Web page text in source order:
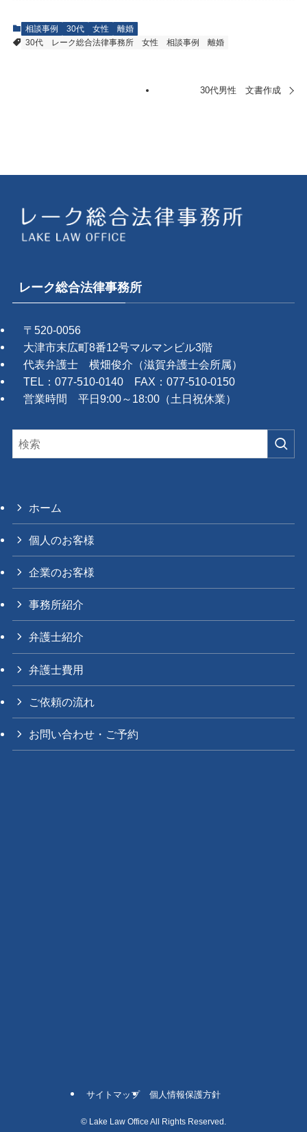
相談事例 30代 女性
離婚
30代
レーク総合法律事務所 女性 相談事例 離婚
30代男性 文書作成
レーク総合法律事務所
〒520-0056
大津市末広町8番12号マルマンビル3階
代表弁護士 横畑俊介（滋賀弁護士会所属）
TEL：077-510-0140 FAX：077-510-0150
営業時間 平日9:00～18:00（土日祝休業）
ホーム
個人のお客様
企業のお客様
事務所紹介
弁護士紹介
弁護士費用
ご依頼の流れ
お問い合わせ・ご予約
サイトマップ 個人情報保護方針
© Lake Law Office All Rights Reserved.